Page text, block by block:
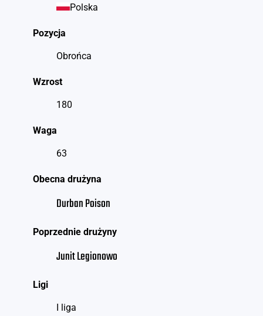
Polska
Pozycja
Obrońca
Wzrost
180
Waga
63
Obecna drużyna
Durban Poison
Poprzednie drużyny
Junit Legionowo
Ligi
I liga